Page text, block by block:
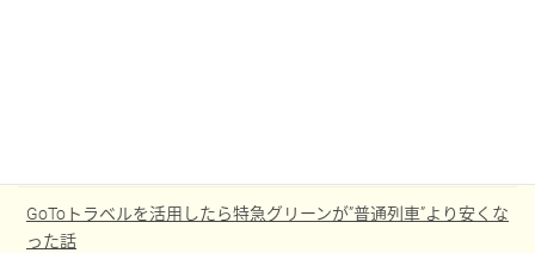
GoToトラベルを活用したら特急グリーンが”普通列車”より安くな
った話